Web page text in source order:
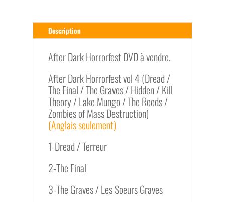
Description
After Dark Horrorfest DVD à vendre.
After Dark Horrorfest vol 4 (Dread /
The Final / The Graves / Hidden / Kill
Theory / Lake Mungo / The Reeds /
Zombies of Mass Destruction)
(Anglais seulement)
1-Dread / Terreur
2-The Final
3-The Graves / Les Soeurs Graves